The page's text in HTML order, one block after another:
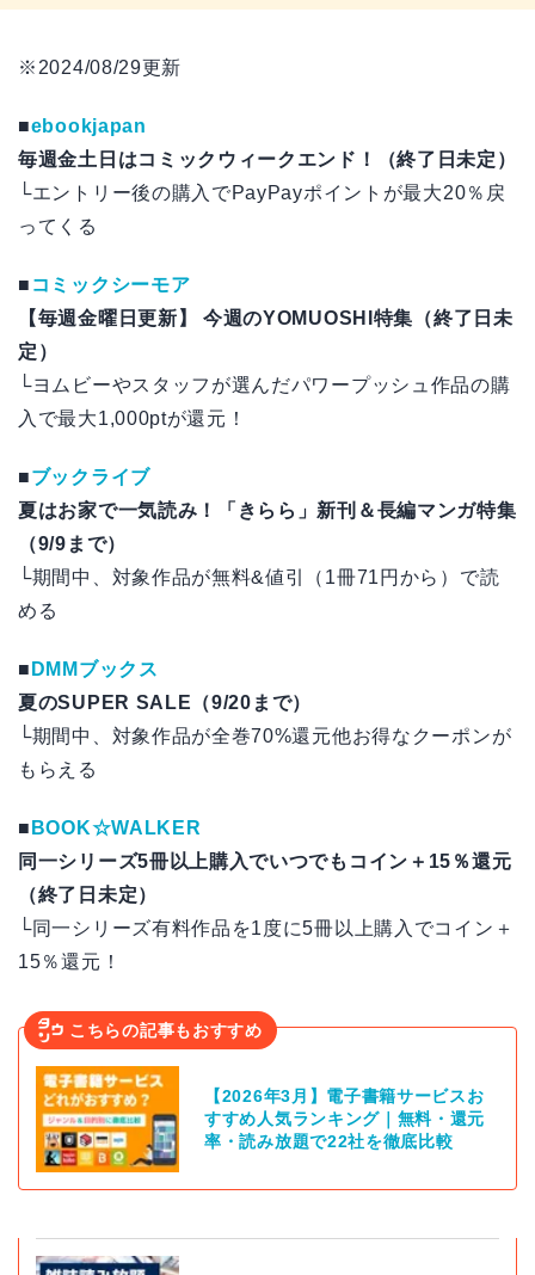
※2024/08/29更新
■ebookjapan
毎週金土日はコミックウィークエンド！（終了日未定）
└エントリー後の購入でPayPayポイントが最大20％戻
ってくる
■ コミックシーモア
【毎週金曜日更新】 今週のYOMUOSHI特集（終了日未
定）
└ヨムビーやスタッフが選んだパワープッシュ作品の購
入で最大1,000ptが還元！
■ブックライブ
夏はお家で一気読み！「きらら」新刊＆長編マンガ特集
（9/9まで）
└期間中、対象作品が無料&値引（1冊71円から）で読
める
■ DMMブックス
夏のSUPER SALE（9/20まで）
└期間中、対象作品が全巻70%還元他お得なクーポンが
もらえる
■ BOOK☆WALKER
同一シリーズ5冊以上購入でいつでもコイン＋15％還元
（終了日未定）
└同一シリーズ有料作品を1度に5冊以上購入でコイン＋
15％還元！
こちらの記事もおすすめ
【2026年3月】電子書籍サービスお
すすめ人気ランキング｜無料・還元
率・読み放題で22社を徹底比較